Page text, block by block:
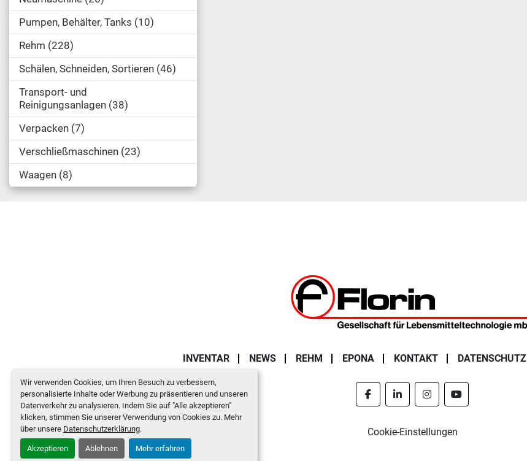
Wir verwenden Cookies, um Ihren Besuch zu verbessern,
personalisierte Inhalte oder Werbung zu präsentieren und unseren
Datenverkehr zu analysieren. Indem Sie auf "Alle akzeptieren"
klicken, stimmen Sie unserer Verwendung von Cookies zu. Mehr
über unsere Datenschutzerklärung.
Akzeptieren Ablehnen Mehr erfahren
Pumpen, Behälter, Tanks 10
Rehm 228
Schälen, Schneiden, Sortieren 46
Transport- und
Reinigungsanlagen 38
Verpacken 7
Verschließmaschinen 23
Waagen 8
INVENTAR NEWS REHM EPONA KONTAKT DATENSCHUTZ
facebooklinkedininstagramyoutube
Cookie-Einstellungen